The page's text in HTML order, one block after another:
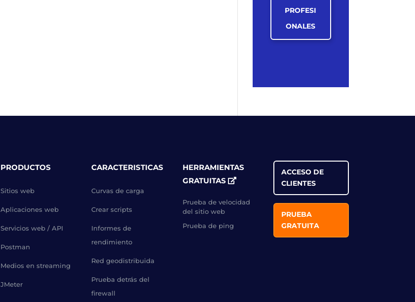
PROFESI
ONALES
PRODUCTOS
Sitios web
Aplicaciones web
Servicios web / API
Postman
Medios en streaming
JMeter
CARACTERISTICAS
Curvas de carga
Crear scripts
Informes de
rendimiento
Red geodistribuida
Prueba detrás del
firewall
HERRAMIENTAS
GRATUITAS
Prueba de velocidad
del sitio web
Prueba de ping
ACCESO DE
CLIENTES
PRUEBA
GRATUITA